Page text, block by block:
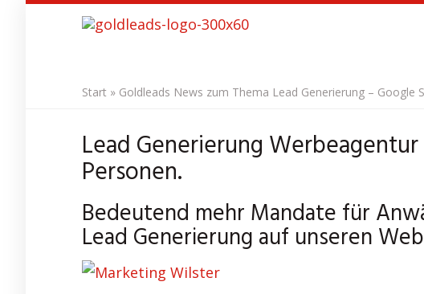
Start » Goldleads News zum Thema Lead Generierung – Google
Lead Generierung
Personen.
Bedeutend mehr Mandate für
Lead Generierung auf unseren